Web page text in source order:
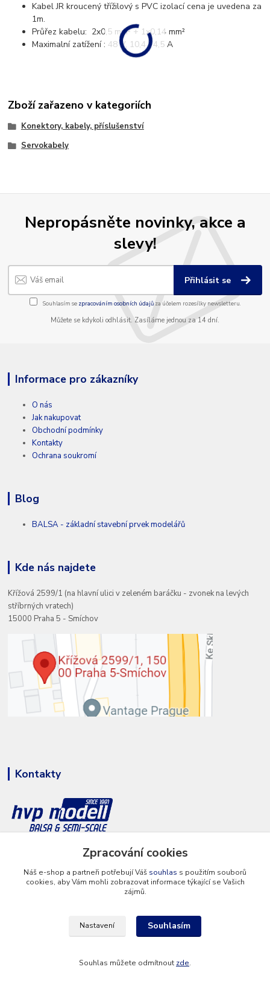
Kabel JR kroucený třížilový s PVC izolací cena je uvedena za
1m.
Průřez kabelu: 2x0,5 mm² + 1x0,14 mm²
Maximalní zatížení : 48 V, 10,4 / 4,5 A
Zboží zařazeno v kategoriích
Konektory, kabely, příslušenství
Servokabely
Nepropásněte novinky, akce a
slevy!
Přihlásit se
Souhlasím se zpracováním osobních údajůza účelem rozesílky newsletteru.
Můžete se kdykoli odhlásit. Zasíláme jednou za 14 dní.
Informace pro zákazníky
O nás
Jak nakupovat
Obchodní podmínky
Kontakty
Ochrana soukromí
Blog
BALSA - základní stavební prvek modelářů
Kde nás najdete
Křížová 2599/1 (na hlavní ulici v zeleném baráčku - zvonek na levých
stříbrných vratech)
15000 Praha 5 - Smíchov
Kontakty
+420 777 286 674
info@hvp-modell.cz
Zpracování cookies
Náš e-shop a partneři potřebují Váš souhlas s použitím souborů
cookies, aby Vám mohli zobrazovat informace týkající se Vašich
zájmů.
Nastavení Souhlasím
Souhlas můžete odmítnout zde.